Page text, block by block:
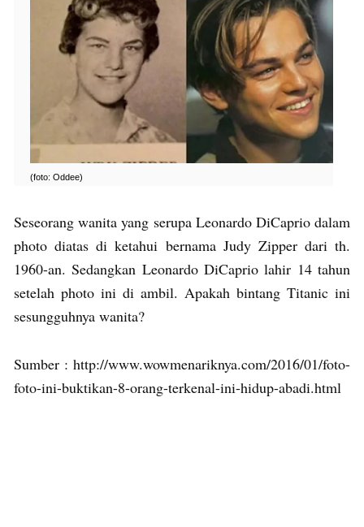
(foto: Oddee)
Seseorang wanita yang serupa Leonardo DiCaprio dalam
photo diatas di ketahui bernama Judy Zipper dari th.
1960-an. Sedangkan Leonardo DiCaprio lahir 14 tahun
setelah photo ini di ambil. Apakah bintang Titanic ini
sesungguhnya wanita?
Sumber : http://www.wowmenariknya.com/2016/01/foto-
foto-ini-buktikan-8-orang-terkenal-ini-hidup-abadi.html